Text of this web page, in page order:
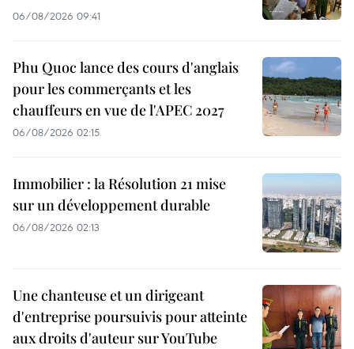
06/08/2026 09:41
Phu Quoc lance des cours d'anglais
pour les commerçants et les
chauffeurs en vue de l'APEC 2027
06/08/2026 02:15
Immobilier : la Résolution 21 mise
sur un développement durable
06/08/2026 02:13
Une chanteuse et un dirigeant
d'entreprise poursuivis pour atteinte
aux droits d'auteur sur YouTube